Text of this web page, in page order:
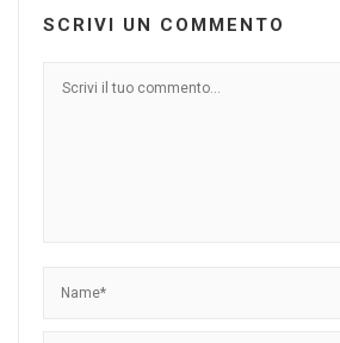
SCRIVI UN COMMENTO